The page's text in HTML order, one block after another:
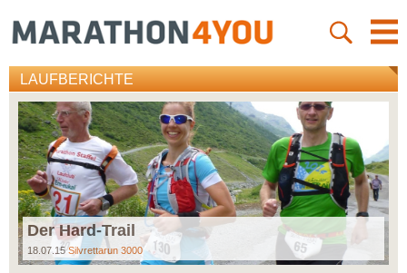
LAUFBERICHTE
Der Hard-Trail
18.07.15Silvrettarun 3000